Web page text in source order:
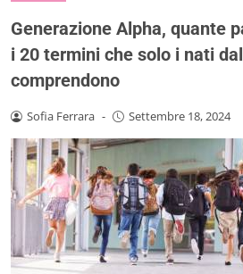
Generazione Alpha, quante
i 20 termini che solo i nati
comprendono
Sofia Ferrara - Settembre 18, 2024